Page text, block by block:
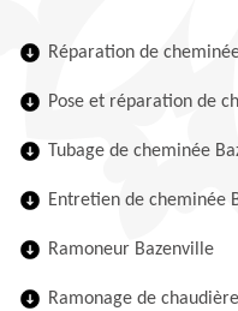
Réparation de
Pose et réparation de
Tubage de cheminée
Entretien de cheminée
Ramoneur Bazenville
Ramonage de